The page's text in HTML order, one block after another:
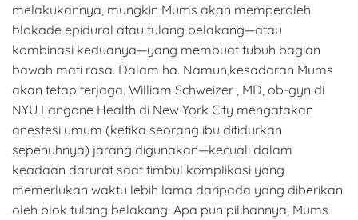
melakukannya, mungkin Mums akan memperoleh
blokade epidural atau tulang belakang—atau
kombinasi keduanya—yang membuat tubuh bagian
bawah mati rasa. Dalam ha. Namun,kesadaran Mums
akan tetap terjaga. William Schweizer , MD, ob-gyn di
NYU Langone Health di New York City mengatakan
anestesi umum (ketika seorang ibu ditidurkan
sepenuhnya) jarang digunakan—kecuali dalam
keadaan darurat saat timbul komplikasi yang
memerlukan waktu lebih lama daripada yang diberikan
oleh blok tulang belakang. Apa pun pilihannya, Mums